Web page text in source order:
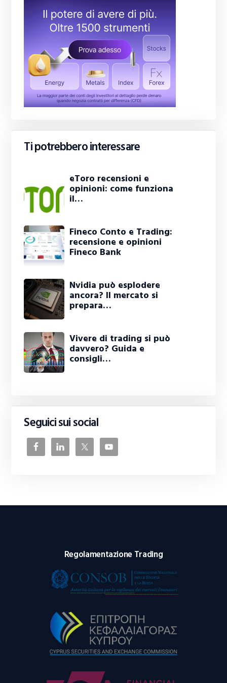
Ti potrebbero interessare
eToro recensioni e
opinioni: come funziona
il…
Fineco Conto e Trading:
recensione e opinioni
Fineco Bank
Nvidia può esplodere
ancora? Il mercato si
prepara…
Vivere di trading si può
davvero? Guida e
consigli…
Seguici sui social
Regolamentazione Trading